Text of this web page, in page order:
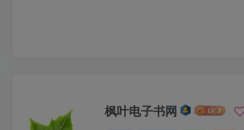
枫叶电子书网